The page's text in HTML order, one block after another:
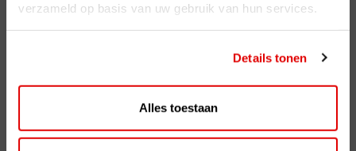
verzameld op basis van uw gebruik van hun services.
Details tonen
Alles toestaan
AVIA Diensten
AVIA brandstoffen